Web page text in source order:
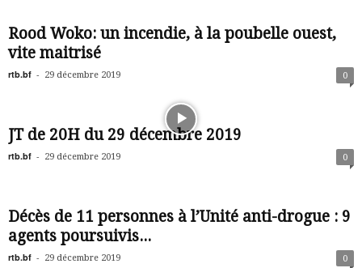
Rood Woko: un incendie, à la poubelle ouest,
vite maitrisé
rtb.bf - 29 décembre 2019 0
JT de 20H du 29 décembre 2019
rtb.bf - 29 décembre 2019 0
Décès de 11 personnes à l’Unité anti-drogue : 9
agents poursuivis...
rtb.bf - 29 décembre 2019 0